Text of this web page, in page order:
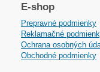
E-shop
Prepravné podmienky
Reklamačné
Ochrana osobných
Obchodné podmienky